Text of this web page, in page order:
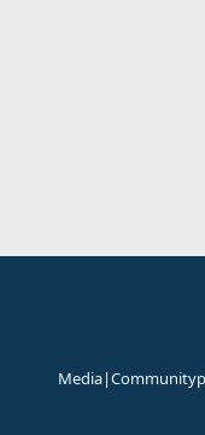
Community
|
Media